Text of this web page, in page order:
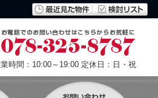
時間：10:00～19:00 定休日：日・祝